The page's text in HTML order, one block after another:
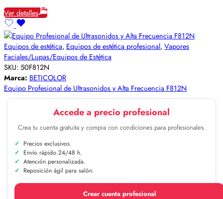
Ver detalles
Equipos de estética, Equipos de estética profesional, Vapores
Faciales/Lupas/Equipos de Estética
SKU: 50F812N
Marca: BETICOLOR
Equipo Profesional de Ultrasonidos y Alta Frecuencia F812N
Accede a precio profesional
Crea tu cuenta gratuita y compra con condiciones para profesionales.
Precios exclusivos.
Envío rápido 24/48 h.
Atención personalizada.
Reposición ágil para salón.
Crear cuenta profesional